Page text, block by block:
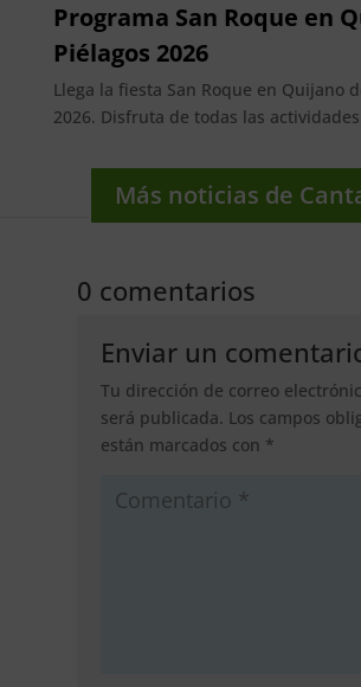
Programa San Roque en
Piélagos 2026
Llega la fiesta San Roque en Quijano
2026. Disfruta de todas las
Más noticias de
0 comentarios
Enviar un
Tu dirección de correo
será publicada. Los campos
están marcados con *